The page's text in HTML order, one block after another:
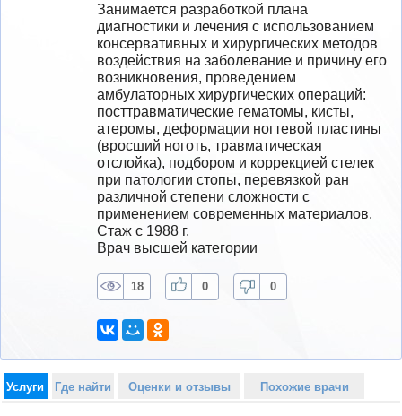
Занимается разработкой плана
диагностики и лечения с использованием
консервативных и хирургических методов
воздействия на заболевание и причину его
возникновения, проведением
амбулаторных хирургических операций:
посттравматические гематомы, кисты,
атеромы, деформации ногтевой пластины
(вросший ноготь, травматическая
отслойка), подбором и коррекцией стелек
при патологии стопы, перевязкой ран
различной степени сложности с
применением современных материалов.
Стаж с 1988 г.
Врач высшей категории
18 0 0
Услуги Где найти Оценки и отзывы Похожие врачи